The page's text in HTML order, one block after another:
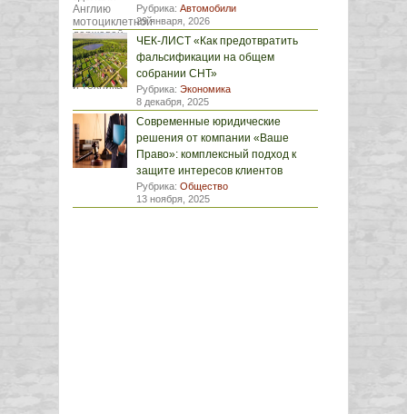
Рубрика: Автомобили
29 января, 2026
ЧЕК-ЛИСТ «Как предотвратить
фальсификации на общем
собрании СНТ»
Рубрика: Экономика
8 декабря, 2025
Современные юридические
решения от компании «Ваше
Право»: комплексный подход к
защите интересов клиентов
Рубрика: Общество
13 ноября, 2025